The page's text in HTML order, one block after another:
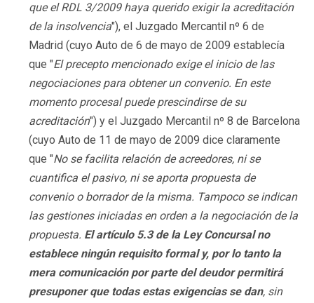
que el RDL 3/2009 haya querido exigir la acreditación
de la insolvencia"), el Juzgado Mercantil nº 6 de
Madrid (cuyo Auto de 6 de mayo de 2009 establecía
que "El precepto mencionado exige el inicio de las
negociaciones para obtener un convenio. En este
momento procesal puede prescindirse de su
acreditación") y el Juzgado Mercantil nº 8 de Barcelona
(cuyo Auto de 11 de mayo de 2009 dice claramente
que "No se facilita relación de acreedores, ni se
cuantifica el pasivo, ni se aporta propuesta de
convenio o borrador de la misma. Tampoco se indican
las gestiones iniciadas en orden a la negociación de la
propuesta. El artículo 5.3 de la Ley Concursal no
establece ningún requisito formal y, por lo tanto la
mera comunicación por parte del deudor permitirá
presuponer que todas estas exigencias se dan, sin